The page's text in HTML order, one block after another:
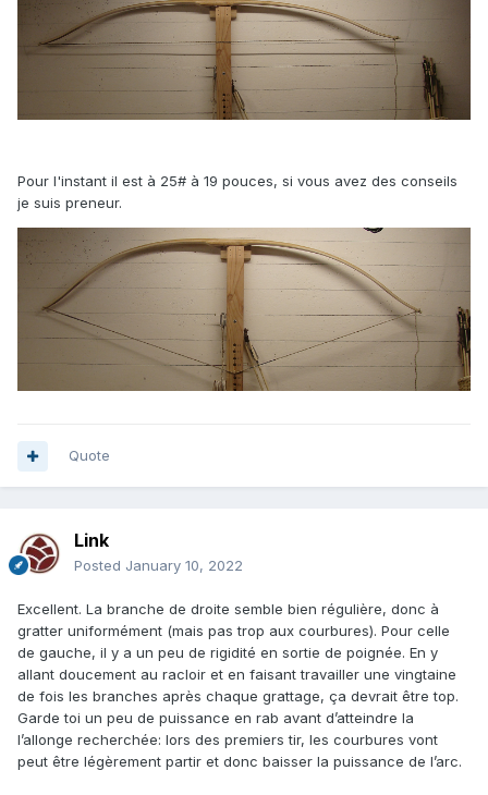
Pour l'instant il est à 25# à 19 pouces, si vous avez des conseils
je suis preneur.
Quote
Link
Posted January 10, 2022
Excellent. La branche de droite semble bien régulière, donc à
gratter uniformément (mais pas trop aux courbures). Pour celle
de gauche, il y a un peu de rigidité en sortie de poignée. En y
allant doucement au racloir et en faisant travailler une vingtaine
de fois les branches après chaque grattage, ça devrait être top.
Garde toi un peu de puissance en rab avant d’atteindre la
l’allonge recherchée: lors des premiers tir, les courbures vont
peut être légèrement partir et donc baisser la puissance de l’arc.